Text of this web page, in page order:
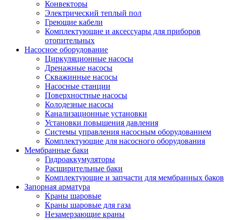
Конвекторы
Электрический теплый пол
Греющие кабели
Комплектующие и аксессуары для приборов
отопительных
Насосное оборудование
Циркуляционные насосы
Дренажные насосы
Скважинные насосы
Насосные станции
Поверхностные насосы
Колодезные насосы
Канализационные установки
Установки повышения давления
Системы управления насосным оборудованием
Комплектующие для насосного оборудования
Мембранные баки
Гидроаккумуляторы
Расширительные баки
Комплектующие и запчасти для мембранных баков
Запорная арматура
Краны шаровые
Краны шаровые для газа
Незамерзающие краны